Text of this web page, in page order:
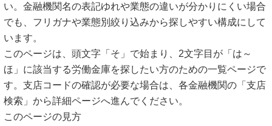
い。金融機関名の表記ゆれや業態の違いが分かりにくい場合
でも、フリガナや業態別絞り込みから探しやすい構成にして
います。
このページは、頭文字「そ」で始まり、2文字目が「は～
ほ」に該当する労働金庫を探したい方のための一覧ページで
す。支店コードの確認が必要な場合は、各金融機関の「支店
検索」から詳細ページへ進んでください。
このページの見方